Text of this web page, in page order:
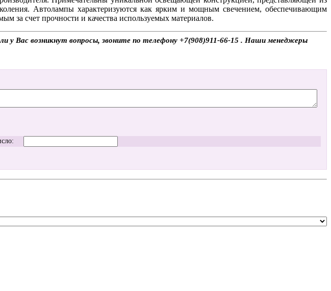
Автолампы характеризуются как ярким и мощным свечением, обеспечивающим
за счет прочности и качества используемых материалов.
у Вас возникнут вопросы, звоните по телефону +7(908)911-66-15 . Наши менеджеры